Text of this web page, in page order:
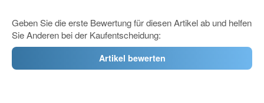
Geben Sie die erste Bewertung für diesen Artikel ab und helfen
Sie Anderen bei der Kaufentscheidung:
Artikel bewerten